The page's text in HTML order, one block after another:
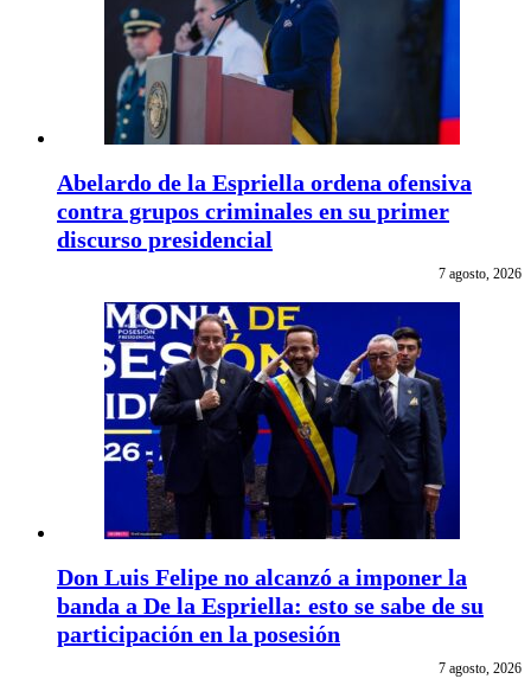
Abelardo de la Espriella ordena ofensiva
contra grupos criminales en su primer
discurso presidencial
7 agosto, 2026
Don Luis Felipe no alcanzó a imponer la
banda a De la Espriella: esto se sabe de su
participación en la posesión
7 agosto, 2026